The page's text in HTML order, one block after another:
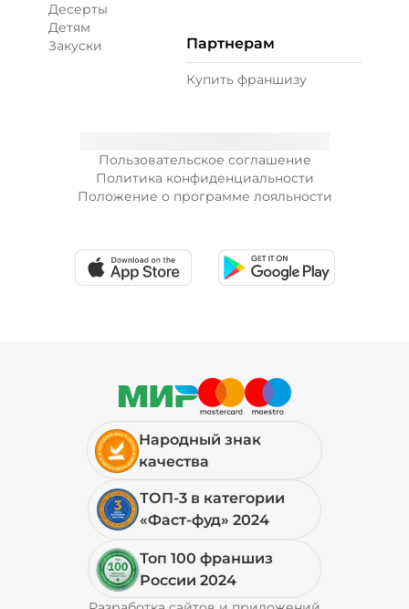
Пользовательское соглашение
Политика конфиденциальности
Положение о программе лояльности
Десерты
Детям
Закуски
Партнерам
Купить франшизу
Народный знак
качества
ТОП-3 в категории
«Фаст-фуд» 2024
Топ 100 франшиз
России 2024